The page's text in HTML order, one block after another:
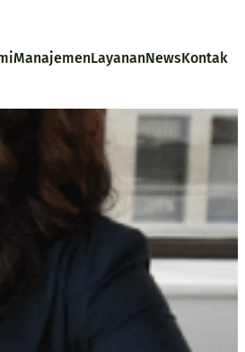
ManajemenLayananNewsKontak